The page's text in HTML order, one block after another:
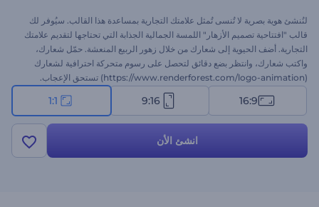
لنُنشئ هوية بصرية لا تُنسى تُمثل علامتك التجارية بمساعدة هذا القالب. سيُوفر لك
قالب "افتتاحية تصميم الأزهار" اللمسة الجمالية الجذابة التي تحتاجها لتقديم علامتك
التجارية. أضف الحيوية إلى شعارك من خلال زهور الربيع المنعشة. حمّل شعارك،
واكتب شعارك، وانتظر بضع دقائق لتحصل على رسوم متحركة احترافية لشعارك
(https://www.renderforest.com/logo-animation) تستحق الإعجاب.
مثالي لاستوديوهات تصميم الأزهار، وعروض متاجر الزهور، وعروض شركات تنظيم
حفلات الزفاف، وغيرها الكثير. جرّبه الآن!
16:9
9:16
1:1
انشئ الأن